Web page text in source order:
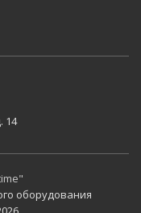
14
оборудования